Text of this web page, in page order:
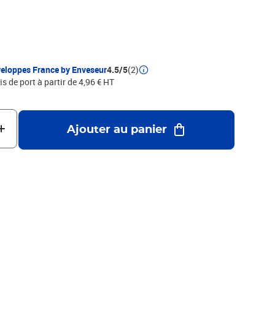
France by Enveseur4.5/5(2)
de port à partir de 4,96 € HT
Ajouter au panier